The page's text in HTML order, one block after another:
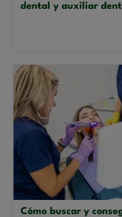
dental y auxiliar
Cómo buscar y